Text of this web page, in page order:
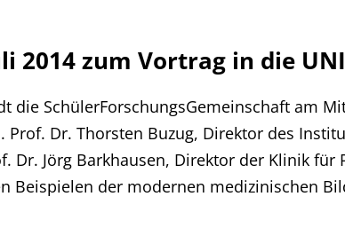
2014 zum Vortrag in die
die SchülerForschungsGemeinschaft am
Dr. Thorsten Buzug, Direktor des
Jörg Barkhausen, Direktor der Klinik für
Beispielen der modernen medizinischen